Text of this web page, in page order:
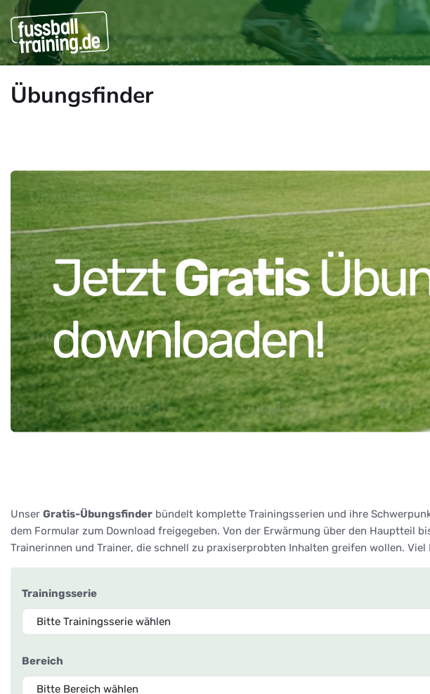
Übungsfinder
Unser Gratis-Übungsfinder bündelt komplette Trainingsserien und ihre
dem Formular zum Download freigegeben. Von der Erwärmung über den
Trainerinnen und Trainer, die schnell zu praxiserprobten Inhalten greifen wollen.
Trainingsserie
Bereich